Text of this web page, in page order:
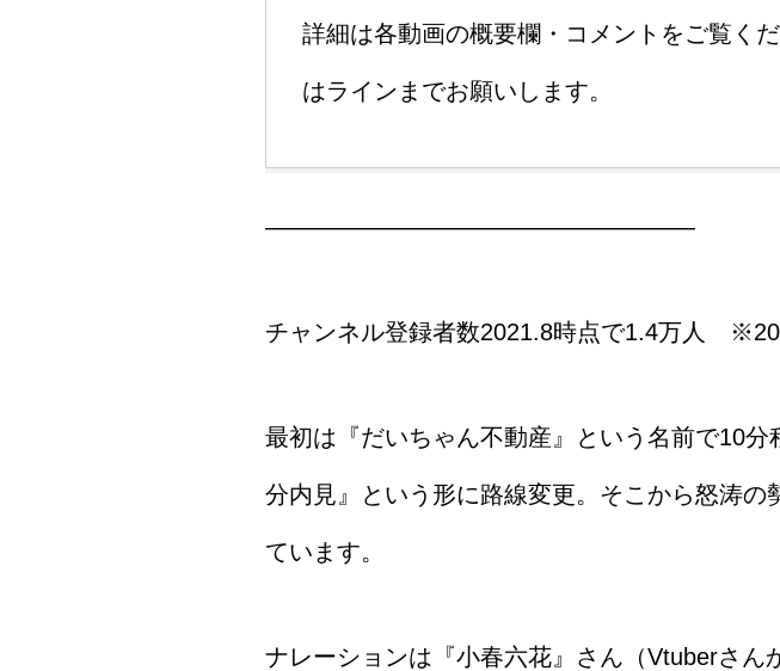
詳細は各動画の概要欄・コメントをご覧く
はラインまでお願いします。
――――――――――――――――――
チャンネル登録者数2021.8時点で1.4万人
最初は『だいちゃん不動産』という名前で10
分内見』という形に路線変更。そこから怒涛
ています。
ナレーションは『小春六花』さん（Vtuberさ